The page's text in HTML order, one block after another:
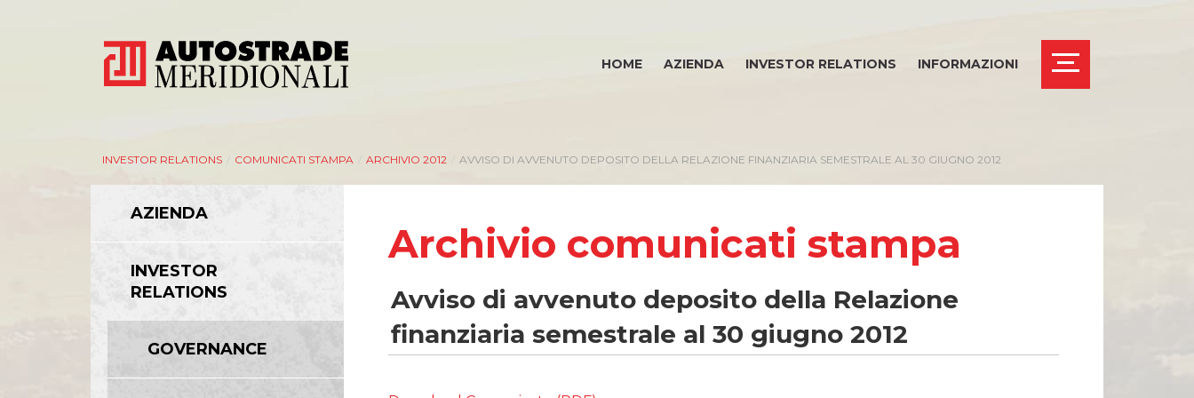
HOME AZIENDA INVESTOR RELATIONS INFORMAZIONI
INVESTOR RELATIONS COMUNICATI STAMPA ARCHIVIO 2012 AVVISO DI AVVENUTO DEPOSITO DELLA RELAZIONE FINANZIARIA SEMESTRALE AL 30 GIUGNO 2012
Archivio comunicati stampa
Avviso di avvenuto deposito della Relazione
finanziaria semestrale al 30 giugno 2012
AZIENDA
INVESTOR
RELATIONS
GOVERNANCE